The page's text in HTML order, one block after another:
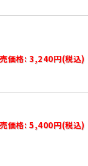
価格: 3,240円(税込)
価格: 5,400円(税込)